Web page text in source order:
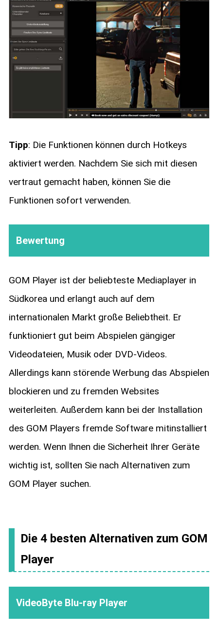
Tipp: Die Funktionen können durch Hotkeys
aktiviert werden. Nachdem Sie sich mit diesen
vertraut gemacht haben, können Sie die
Funktionen sofort verwenden.
Bewertung
GOM Player ist der beliebteste Mediaplayer in
Südkorea und erlangt auch auf dem
internationalen Markt große Beliebtheit. Er
funktioniert gut beim Abspielen gängiger
Videodateien, Musik oder DVD-Videos.
Allerdings kann störende Werbung das Abspielen
blockieren und zu fremden Websites
weiterleiten. Außerdem kann bei der Installation
des GOM Players fremde Software mitinstalliert
werden. Wenn Ihnen die Sicherheit Ihrer Geräte
wichtig ist, sollten Sie nach Alternativen zum
GOM Player suchen.
Die 4 besten Alternativen zum GOM
Player
VideoByte Blu-ray Player